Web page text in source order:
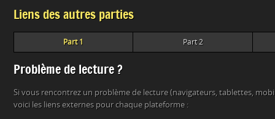
Liens des autres parties
Part 1 Part 2
Problème de lecture ?
Si vous rencontrez un problème de lecture (navigateurs, tablettes,
voici les liens externes pour chaque plateforme :